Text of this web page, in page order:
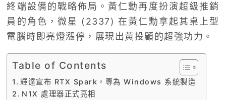
終端設備的戰略佈局。黃仁勳再度扮演超級推銷
員的角色，微星 (2337) 在黃仁勳拿起其桌上型
電腦時即亮燈漲停，展現出黃投顧的超強功力。
Table of Contents
輝達宣布 RTX Spark，專為 Windows 系統製造
N1X 處理器正式亮相